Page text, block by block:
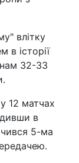
влітку
в історії
32-33
12 матчах
в
5-ма